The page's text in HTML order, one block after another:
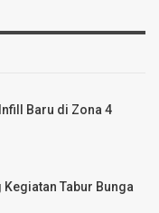
Baru di Zona 4
Tabur Bunga